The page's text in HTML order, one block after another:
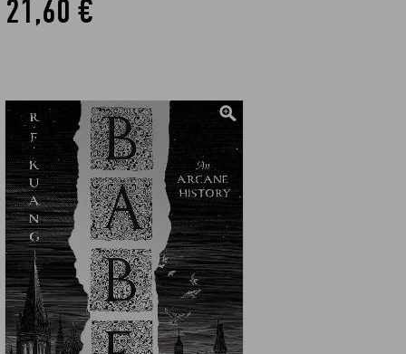
21,60 €